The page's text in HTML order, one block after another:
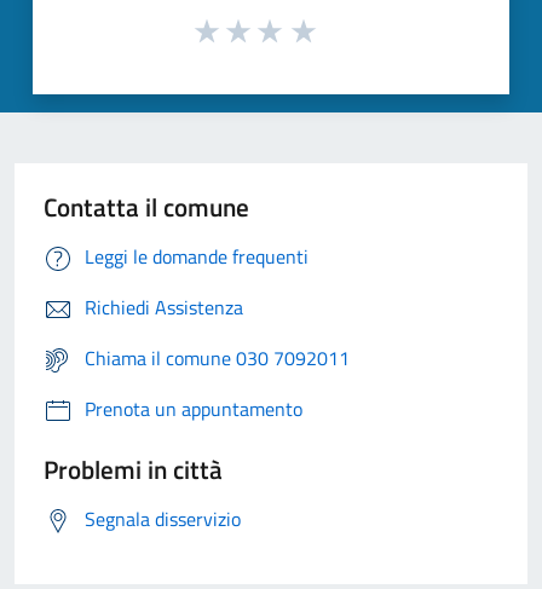
Contatta il comune
Leggi le domande frequenti
Richiedi Assistenza
Chiama il comune 030 7092011
Prenota un appuntamento
Problemi in città
Segnala disservizio